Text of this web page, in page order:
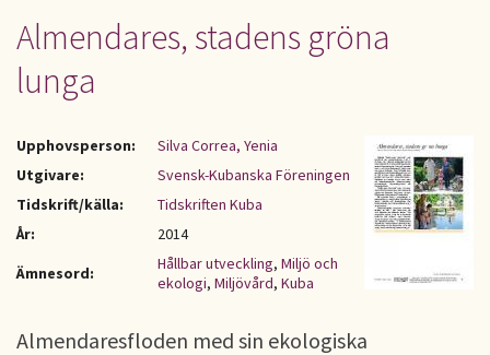
Almendares, stadens gröna
lunga
Upphovsperson:
Silva Correa, Yenia
Utgivare:
Svensk-Kubanska Föreningen
Tidskrift/källa:
Tidskriften Kuba
År:
2014
Ämnesord:
Hållbar utveckling, Miljö och
ekologi, Miljövård, Kuba
Almendaresfloden med sin ekologiska